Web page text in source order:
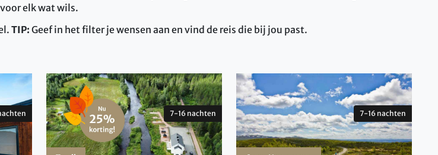
voor elk wat wils.
TIP: Geef in het filter je wensen aan en vind de reis die bij jou past.
7-16 nachten 7-16 nachten